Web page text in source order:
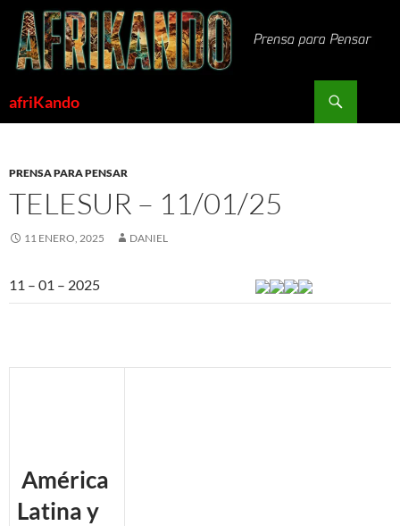
Saltar
contenido
afriKando
PRENSA PARA PENSAR
TELESUR – 11/01/25
11 ENERO, 2025 DANIEL
11 – 01 – 2025
América
Latina y